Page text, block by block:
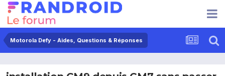
Motorola Defy - Aides, Questions & Réponses